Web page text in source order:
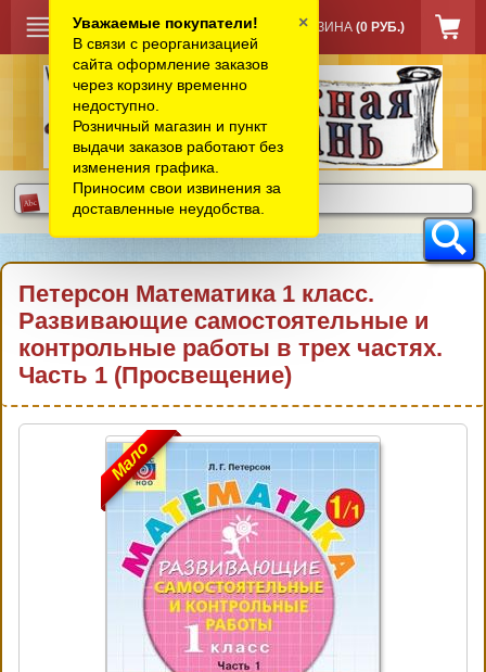
КОРЗИНА (0 РУБ.)
Петерсон Математика 1 класс.
Развивающие самостоятельные и
контрольные работы в трех частях.
Часть 1 (Просвещение)
Мало
Уважаемые покупатели!
В связи с реорганизацией
сайта оформление заказов
через корзину временно
недоступно.
Розничный магазин и пункт
выдачи заказов работают без
изменения графика.
Приносим свои извинения за
доставленные неудобства.
×